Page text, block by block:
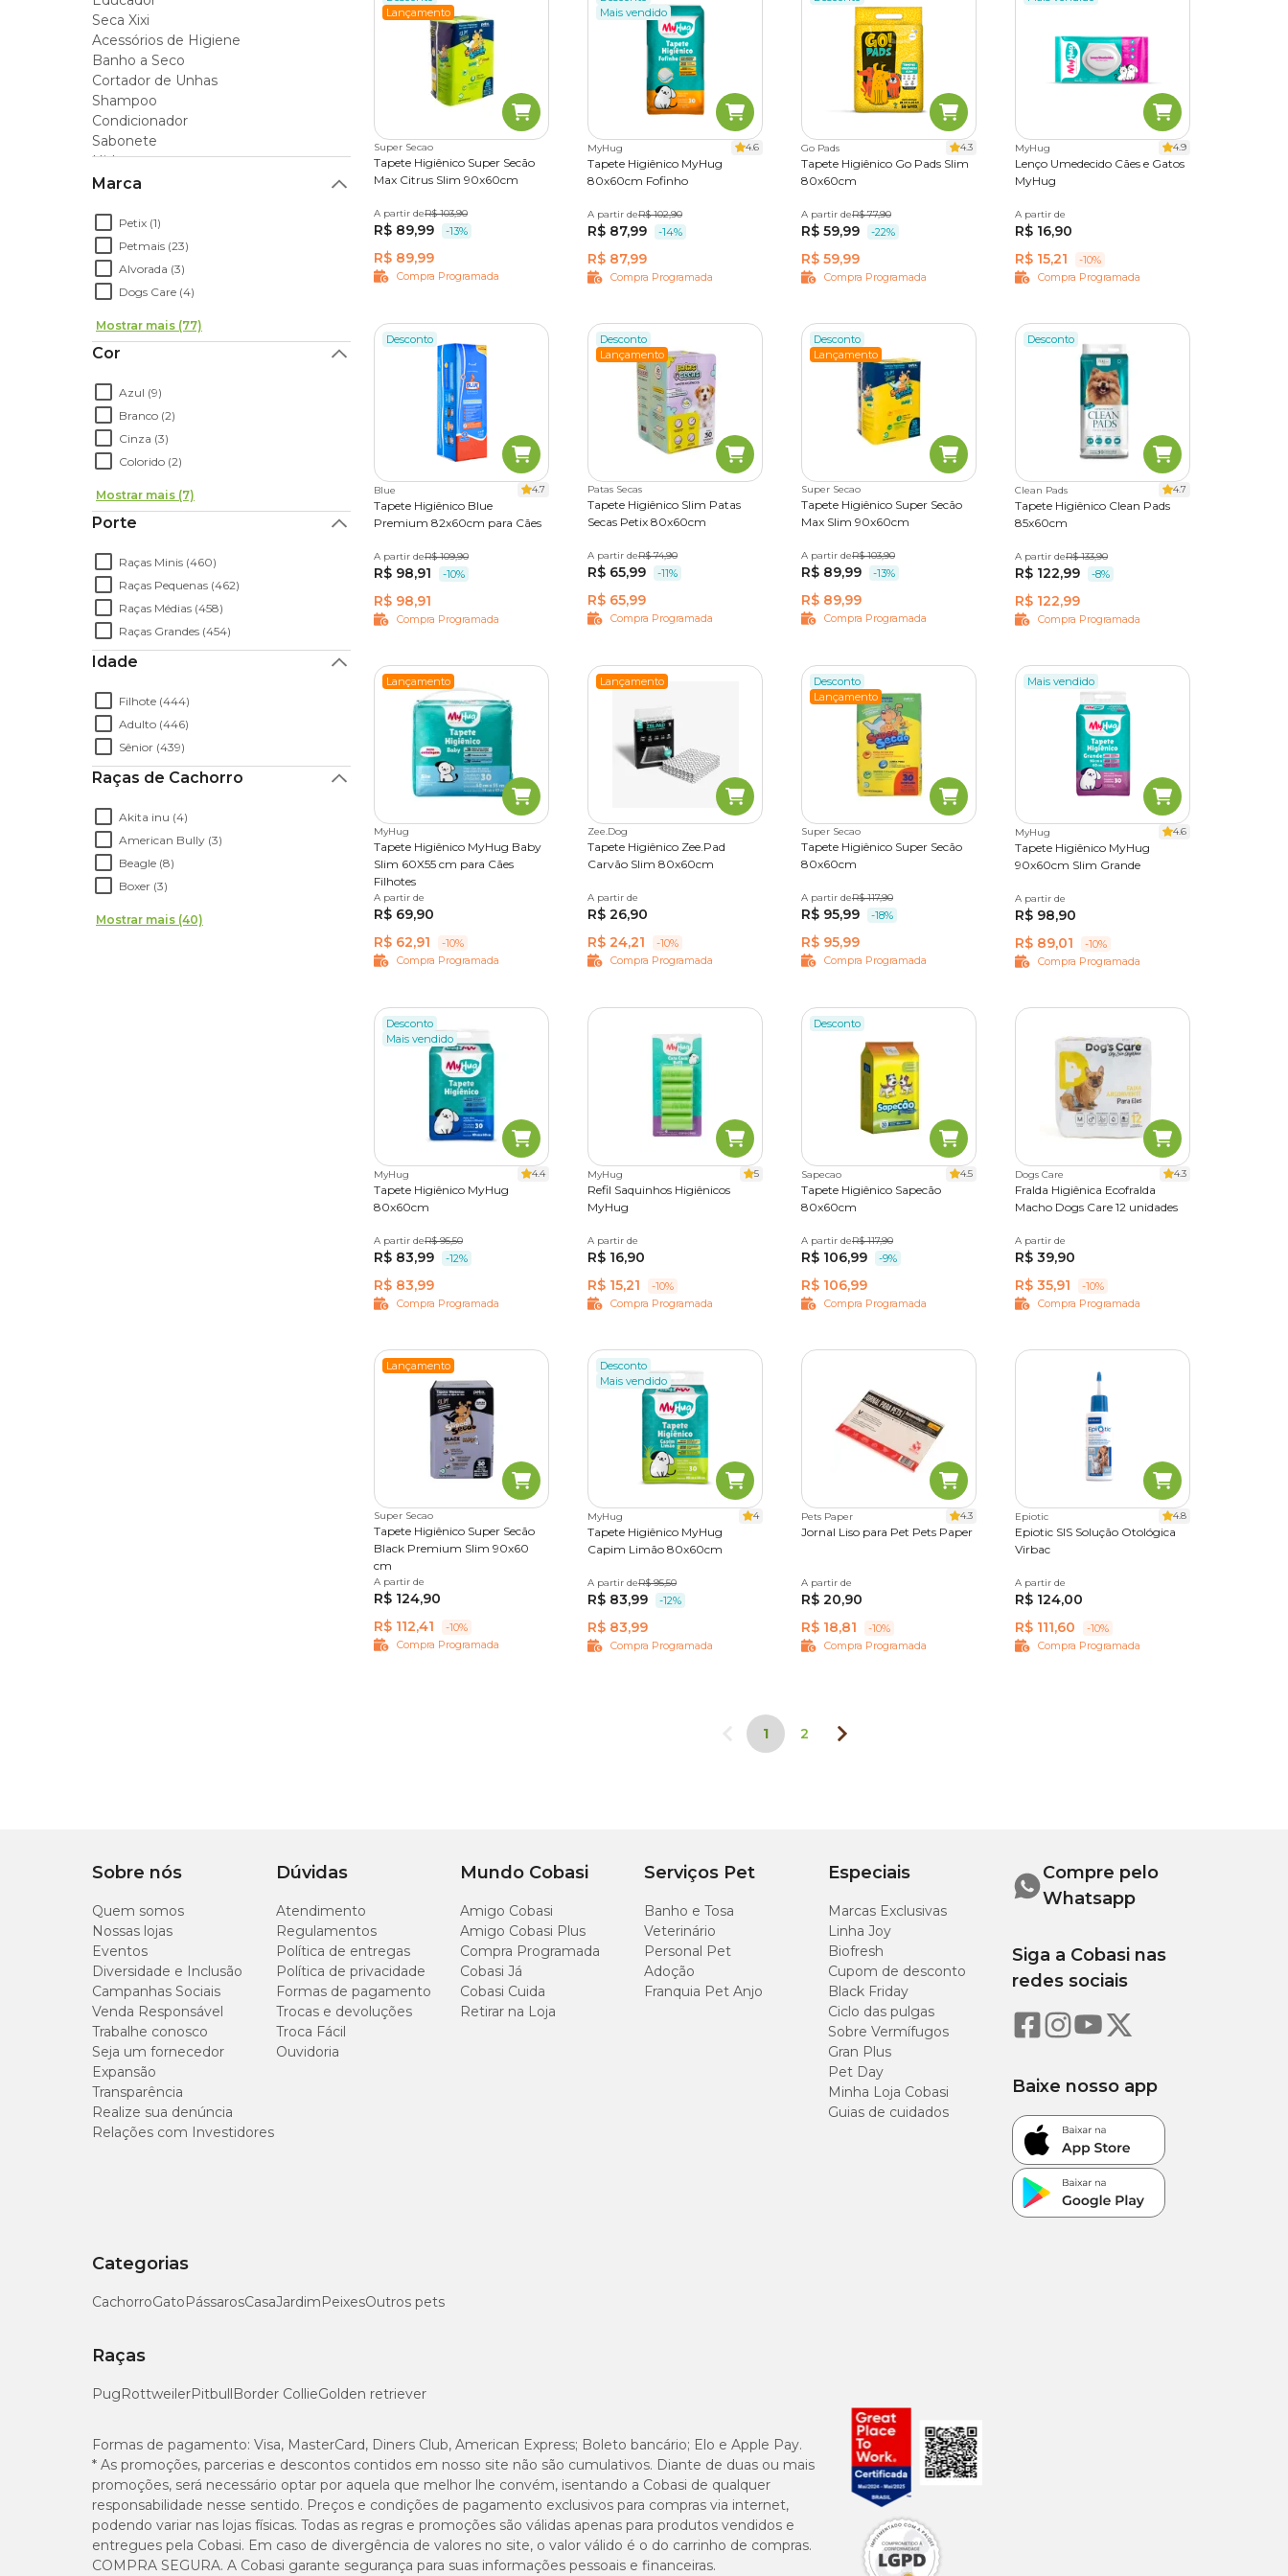
Para você que está procurando os melhoresprodutos para higiene de cãese com um custo benefício excelente, as
melhores opções estão no pet shop online da Cobasi. Só aqui você encontra tudo o que é essencial para ele com
descontos imperdíveis em nosso programa
Compra Programada.
Seca Xixi
Acessórios de Higiene
Banho a Seco
Cortador de Unhas
Shampoo
Condicionador
Sabonete
Hidratante
Lenço Umedecido
Acessórios de Banho
Escova Rasqueadeira
Higiene Bucal
Marca
Petix (1)
Petmais (23)
Alvorada (3)
Dogs Care (4)
Mostrar mais (77)
Cor
Azul (9)
Branco (2)
Cinza (3)
Colorido (2)
Mostrar mais (7)
Porte
Raças Minis (460)
Raças Pequenas (462)
Raças Médias (458)
Raças Grandes (454)
Idade
Filhote (444)
Adulto (446)
Sênior (439)
Raças de Cachorro
Akita inu (4)
American Bully (3)
Beagle (8)
Boxer (3)
Mostrar mais (40)
Lançamento
Super Secao
Tapete Higiênico Super Secão
Max Citrus Slim 90x60cm
30 unidades
A partir deR$ 103,90
R$ 89,99 -13%
R$ 89,99
Compra Programada
Mais vendido
MyHug 4.6
Tapete Higiênico MyHug
80x60cm Fofinho
30 unidades
A partir deR$ 102,90
R$ 87,99 -14%
R$ 87,99
Compra Programada
Go Pads 4.3
Tapete Higiênico Go Pads Slim
80x60cm
30 unidades
A partir deR$ 77,90
R$ 59,99 -22%
R$ 59,99
Compra Programada
MyHug 4.9
Lenço Umedecido Cães e Gatos
MyHug
50 unidades
4 pacotes 50 uni
A partir de
R$ 16,90
R$ 15,21
-10%
Compra Programada
Desconto
Blue 4.7
Tapete Higiênico Blue
Premium 82x60cm para Cães
30 unidades
A partir deR$ 109,90
R$ 98,91 -10%
R$ 98,91
Compra Programada
Desconto
Lançamento
Patas Secas
Tapete Higiênico Slim Patas
Secas Petix 80x60cm
30 unidades 50 unidades
A partir deR$ 74,90
R$ 65,99 -11%
R$ 65,99
Compra Programada
Desconto
Lançamento
Super Secao
Tapete Higiênico Super Secão
Max Slim 90x60cm
10 unidades
30 unidades
50 unidades
A partir deR$ 103,90
R$ 89,99 -13%
R$ 89,99
Compra Programada
Desconto
Clean Pads 4.7
Tapete Higiênico Clean Pads
85x60cm
7 unidades 30 unidades
A partir deR$ 133,90
R$ 122,99 -8%
R$ 122,99
Compra Programada
Lançamento
MyHug
Tapete Higiênico MyHug Baby
Slim 60X55 cm para Cães
Filhotes
30 unidades
A partir de
R$ 69,90
R$ 62,91
-10%
Compra Programada
Lançamento
Zee.Dog
Tapete Higiênico Zee.Pad
Carvão Slim 80x60cm
5 unidades
A partir de
R$ 26,90
R$ 24,21
-10%
Compra Programada
Desconto
Lançamento
Super Secao
Tapete Higiênico Super Secão
80x60cm
14 unidades 30 unidades
A partir deR$ 117,90
R$ 95,99 -18%
R$ 95,99
Compra Programada
Mais vendido
MyHug 4.6
Tapete Higiênico MyHug
90x60cm Slim Grande
30 unidades
A partir de
R$ 98,90
R$ 89,01
-10%
Compra Programada
Desconto
Mais vendido
MyHug 4.4
Tapete Higiênico MyHug
80x60cm
30 unidades
A partir deR$ 95,50
R$ 83,99 -12%
R$ 83,99
Compra Programada
MyHug 5
Refil Saquinhos Higiênicos
MyHug
4 unidades
A partir de
R$ 16,90
R$ 15,21
-10%
Compra Programada
Desconto
Sapecao 4.5
Tapete Higiênico Sapecão
80x60cm
30 unidades
A partir deR$ 117,90
R$ 106,99 -9%
R$ 106,99
Compra Programada
Dogs Care 4.3
Fralda Higiênica Ecofralda
Macho Dogs Care 12 unidades
P M
A partir de
R$ 39,90
R$ 35,91
-10%
Compra Programada
Lançamento
Super Secao
Tapete Higiênico Super Secão
Black Premium Slim 90x60
cm
30 unidades
A partir de
R$ 124,90
R$ 112,41
-10%
Compra Programada
Desconto
Mais vendido
MyHug 4
Tapete Higiênico MyHug
Capim Limão 80x60cm
30 unidades
A partir deR$ 95,50
R$ 83,99 -12%
R$ 83,99
Compra Programada
Pets Paper 4.3
Jornal Liso para Pet Pets Paper
50 Folhas
A partir de
R$ 20,90
R$ 18,81
-10%
Compra Programada
Epiotic 4.8
Epiotic SIS Solução Otológica
Virbac
100 ml
A partir de
R$ 124,00
R$ 111,60
-10%
Compra Programada
1 2
Sobre nós
Quem somos
Nossas lojas
Eventos
Diversidade e Inclusão
Campanhas Sociais
Venda Responsável
Trabalhe conosco
Seja um fornecedor
Expansão
Transparência
Realize sua denúncia
Relações com Investidores
Dúvidas
Atendimento
Regulamentos
Política de entregas
Política de privacidade
Formas de pagamento
Trocas e devoluções
Troca Fácil
Ouvidoria
Mundo Cobasi
Amigo Cobasi
Amigo Cobasi Plus
Compra Programada
Cobasi Já
Cobasi Cuida
Retirar na Loja
Serviços Pet
Banho e Tosa
Veterinário
Personal Pet
Adoção
Franquia Pet Anjo
Especiais
Marcas Exclusivas
Linha Joy
Biofresh
Cupom de desconto
Black Friday
Ciclo das pulgas
Sobre Vermífugos
Gran Plus
Pet Day
Minha Loja Cobasi
Guias de cuidados
Categorias
CachorroGatoPássarosCasaJardimPeixesOutros pets
Raças
PugRottweilerPitbullBorder CollieGolden retriever
Compre pelo
Whatsapp
Siga a Cobasi nas
redes sociais
Baixe nosso app
Formas de pagamento: Visa, MasterCard, Diners Club, American Express; Boleto bancário; Elo e Apple Pay.
* As promoções, parcerias e descontos contidos em nosso site não são cumulativos. Diante de duas ou mais
promoções, será necessário optar por aquela que melhor lhe convém, isentando a Cobasi de qualquer
responsabilidade nesse sentido. Preços e condições de pagamento exclusivos para compras via internet,
podendo variar nas lojas físicas. Todas as regras e promoções são válidas apenas para produtos vendidos e
entregues pela Cobasi. Em caso de divergência de valores no site, o valor válido é o do carrinho de compras.
COMPRA SEGURA. A Cobasi garante segurança para suas informações pessoais e financeiras.